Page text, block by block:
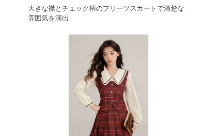
大きな襟とチェック柄のプリーツスカートで清楚な
雰囲気を演出